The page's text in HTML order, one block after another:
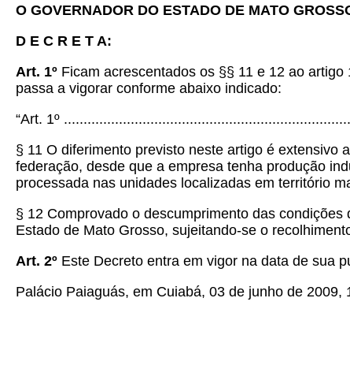
O GOVERNADOR DO ESTADO DE MATO
D E C R E T A:
Art. 1º Ficam acrescentados os §§ 11 e 12 ao
passa a vigorar conforme abaixo indicado:
“Art. 1º
§ 11 O diferimento previsto neste artigo é extensivo
federação, desde que a empresa tenha produção
processada nas unidades localizadas em território
§ 12 Comprovado o descumprimento das
Estado de Mato Grosso, sujeitando-se o
Art. 2º Este Decreto entra em vigor na data de sua
Palácio Paiaguás, em Cuiabá, 03 de junho de 2009,